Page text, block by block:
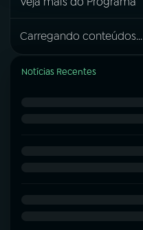
Carregando conteúdos...
Notícias Recentes